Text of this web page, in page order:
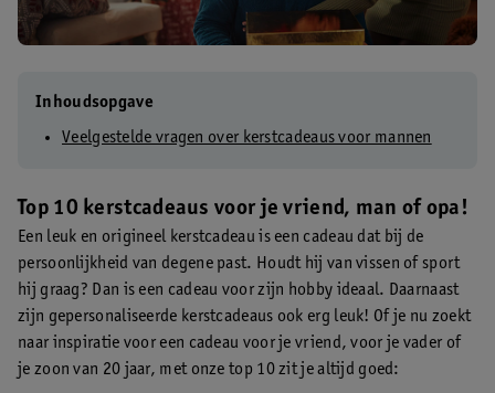
Inhoudsopgave
Veelgestelde vragen over kerstcadeaus voor mannen
Top 10 kerstcadeaus voor je vriend, man of opa!
Een leuk en origineel kerstcadeau is een cadeau dat bij de
persoonlijkheid van degene past. Houdt hij van vissen of sport
hij graag? Dan is een cadeau voor zijn hobby ideaal. Daarnaast
zijn gepersonaliseerde kerstcadeaus ook erg leuk! Of je nu zoekt
naar inspiratie voor een cadeau voor je vriend, voor je vader of
je zoon van 20 jaar, met onze top 10 zit je altijd goed: